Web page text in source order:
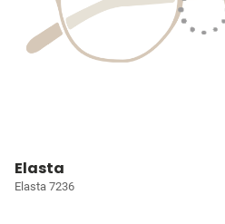
Elasta
Elasta 7236